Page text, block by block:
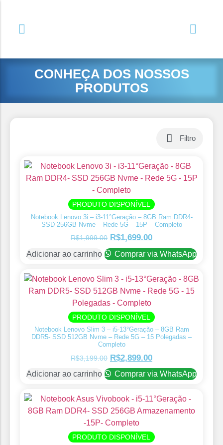
CONHEÇA DOS NOSSOS
PRODUTOS
Filtro
PRODUTO DISPONÍVEL
Notebook Lenovo 3i – i3-11°Geração – 8GB Ram DDR4-
SSD 256GB Nvme – Rede 5G – 15P – Completo
R$1,999.00 R$1,699.00
Adicionar ao carrinho Comprar via WhatsApp
PRODUTO DISPONÍVEL
Notebook Lenovo Slim 3 – i5-13°Geração – 8GB Ram
DDR5- SSD 512GB Nvme – Rede 5G – 15 Polegadas –
Completo
R$3,199.00 R$2,899.00
Adicionar ao carrinho Comprar via WhatsApp
PRODUTO DISPONÍVEL